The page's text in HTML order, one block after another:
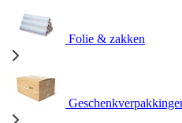
Folie & zakken